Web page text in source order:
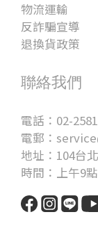
物流運輸
反詐騙宣導
退換貨政策
聯絡我們
電話：02-
電郵：
地址：104台
時間：上午9